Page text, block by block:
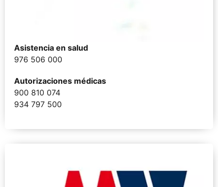
Asistencia en salud
976 506 000
Autorizaciones médicas
900 810 074
934 797 500